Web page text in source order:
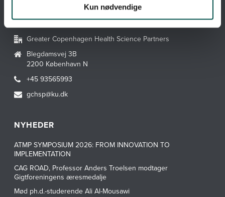
Kun nødvendige
KONTAKT GCHSP
Greater Copenhagen Health Science Partners
Blegdamsvej 3B
2200 København N
+45 93565993
gchsp@ku.dk
NYHEDER
ATMP SYMPOSIUM 2026: FROM INNOVATION TO
IMPLEMENTATION
CAG ROAD, Professor Anders Troelsen modtager
Gigtforeningens æresmedalje
Mød ph.d.-studerende Ali Al-Mousawi